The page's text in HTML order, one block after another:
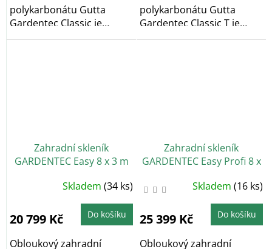
polykarbonátu Gutta
Gardentec Classic je
obloukový zahradní
polykarbonátu Gutta
Gardentec Classic T je
obloukový zahradní...
Zahradní skleník
GARDENTEC Easy 8 x 3 m
Skladem (34 ks)
20 799 Kč Do košíku
Obloukový zahradní
Zahradní skleník
GARDENTEC Easy Profi 8 x
Průměrné
hodnocení
2,0
z
hvězdiček.
Skladem(16 ks)
25 399 Kč Do košíku
Obloukový zahradní